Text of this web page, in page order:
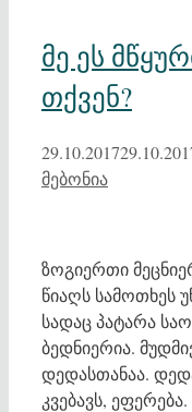
მე ეს
თქვენ?
29.10.2017
მებონია
ზოგიერთი
წიაღს სამოთხეს
სადაც პატარა
ბედნიერია.
დედასთანაა.
კვებავს,